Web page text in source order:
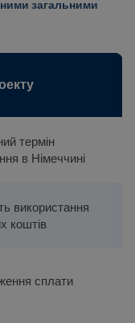
загальними
термін
в Німеччині
використання
коштів
сплати